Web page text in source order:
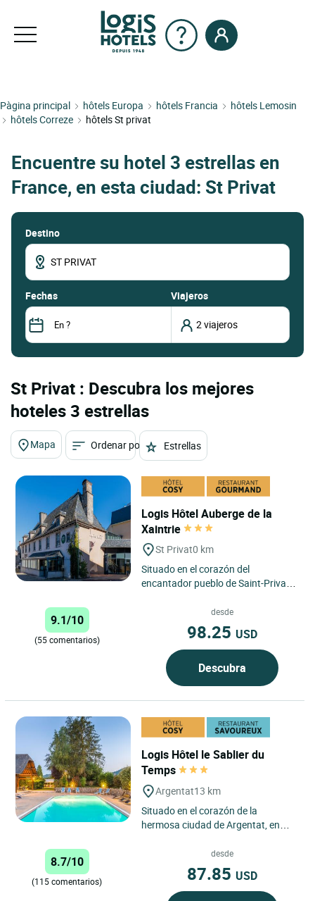
Pàgina principal hôtels Europa hôtels Francia
hôtels Lemosin
hôtels Correze
hôtels St privat
Encuentre su hotel 3 estrellas en
France, en esta ciudad: St Privat
Destino
fechas Viajeros
St Privat : Descubra los mejores
hoteles 3 estrellas
Mapa Ordenar por Estrellas
Logis Hôtel Auberge de la
Xaintrie
St Privat0 km
Situado en el corazón del
encantador pueblo de Saint-Privat,
marco ideal para una escapada...
9.1/10
(55 comentarios)
desde
98.25 USD
Descubra
Logis Hôtel le Sablier du
Temps
Argentat13 km
Situado en el corazón de la
hermosa ciudad de Argentat, en
Temps ofrece una experiencia...
8.7/10
(115 comentarios)
desde
87.85 USD